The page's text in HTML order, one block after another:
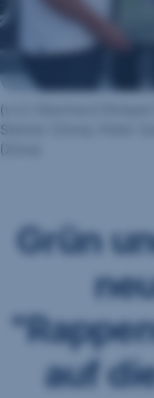
(v.li.): Eberhard Stimpel
Steiner (Zima), Peter
(Zima)
Grün
auf